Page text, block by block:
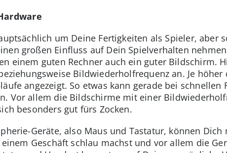
um Deine Fertigkeiten als Spieler, aber
großen Einfluss auf Dein Spielverhalten
einem guten Rechner auch ein guter Bildschirm.
Bildwiederholfrequenz an. Je
angezeigt. So etwas kann gerade bei schnellen
Vor allem die Bildschirme mit einer
besonders gut fürs Zocken.
Geräte, also Maus und Tastatur, können
Geschäft schlau machst und vor allem die